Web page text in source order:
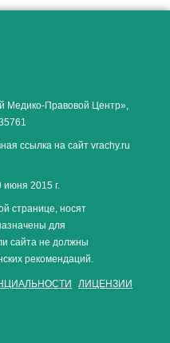
Медико-Правовой Центр»,
ссылка на сайт vrachy.ru
2015 г.
странице, носят
для
сайта не должны
рекомендаций.
ЛИЦЕНЗИИ